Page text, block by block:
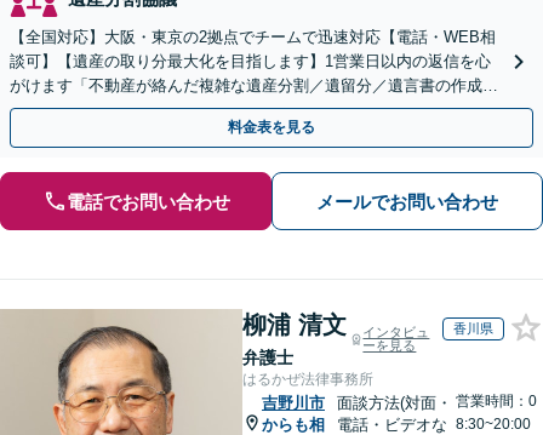
【全国対応】大阪・東京の2拠点でチームで迅速対応【電話・WEB相
談可】【遺産の取り分最大化を目指します】1営業日以内の返信を心
がけます「不動産が絡んだ複雑な遺産分割／遺留分／遺言書の作成・
執行／事業承継など、お任せください」【休日相談あり】
料金表を見る
電話でお問い合わせ メールでお問い合わせ
柳浦 清文
弁護士
インタビュ
ーを見る
香川県
はるかぜ法律事務所
吉野川市
からも相
面談方法(対面・
電話・ビデオな
営業時間：0
8:30~20:00